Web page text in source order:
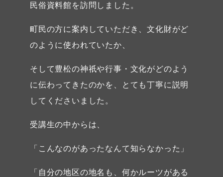
民俗資料館を訪問しました。
町民の方に案内していただき、文化財がど
のように使われていたか、
そして豊松の神祇や行事・文化がどのよう
に伝わってきたのかを、とても丁寧に説明
してくださいました。
受講生の中からは、
「こんなのがあったなんて知らなかった」
「自分の地区の地名も、何かルーツがある